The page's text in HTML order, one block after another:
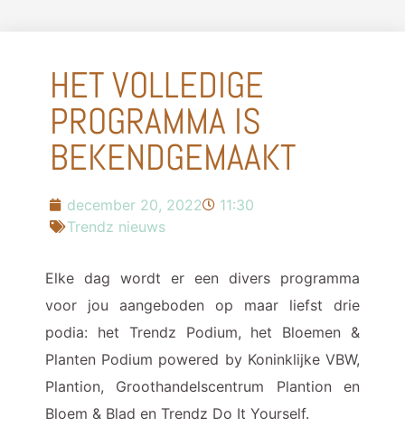
HET VOLLEDIGE
PROGRAMMA IS
BEKENDGEMAAKT
december 20, 2022
11:30
Trendz nieuws
Elke dag wordt er een divers programma
voor jou aangeboden op maar liefst drie
podia: het Trendz Podium, het Bloemen &
Planten Podium powered by Koninklijke VBW,
Plantion, Groothandelscentrum Plantion en
Bloem & Blad en Trendz Do It Yourself.